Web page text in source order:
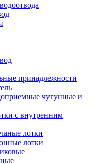
принадлежности
чугунные и
с внутренним
лотки
лотки